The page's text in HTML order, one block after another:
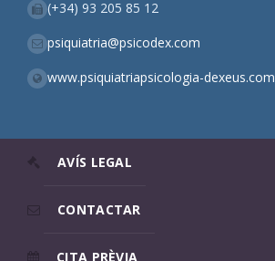
(+34) 93 205 85 12
psiquiatria@psicodex.com
www.psiquiatriapsicologia-dexeus.com
AVÍS LEGAL
CONTACTAR
CITA PRÈVIA